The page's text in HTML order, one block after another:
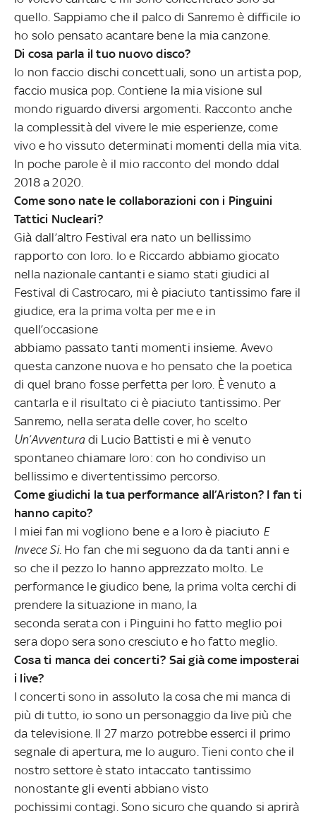
quello. Sappiamo che il palco di Sanremo è difficile io
ho solo pensato acantare bene la mia canzone.
Di cosa parla il tuo nuovo disco?
Io non faccio dischi concettuali, sono un artista pop,
faccio musica pop. Contiene la mia visione sul
mondo riguardo diversi argomenti. Racconto anche
la complessità del vivere le mie esperienze, come
vivo e ho vissuto determinati momenti della mia vita.
In poche parole è il mio racconto del mondo ddal
2018 a 2020.
Come sono nate le collaborazioni con i Pinguini
Tattici Nucleari?
Già dall’altro Festival era nato un bellissimo
rapporto con loro. Io e Riccardo abbiamo giocato
nella nazionale cantanti e siamo stati giudici al
Festival diCastrocaro, mi è piaciuto tantissimo fare il
giudice, era la prima volta per me e in
quell’occasione
abbiamo passato tanti momenti insieme. Avevo
questa canzone nuova e ho pensato che la poetica
di quel brano fosse perfetta per loro. È venuto a
cantarla e il risultato ci è piaciuto tantissimo. Per
Sanremo, nella serata delle cover, ho scelto
Un’Avventuradi Lucio Battisti e mi è venuto
spontaneo chiamare loro: con ho condiviso un
bellissimo e divertentissimo percorso.
Come giudichi la tua performance all’Ariston? I fan ti
hanno capito?
I miei fan mi vogliono bene e a loro è piaciuto E
Invece Si. Ho fan che mi seguono da da tanti anni e
so che il pezzo lo hanno apprezzato molto. Le
performance le giudico bene, la prima volta cerchi di
prendere la situazione in mano, la
seconda serata con i Pinguini ho fatto meglio poi
sera dopo sera sono cresciuto e ho fatto meglio.
Cosa ti manca dei concerti? Sai già come imposterai
i live?
I concerti sono in assoluto la cosa che mi manca di
più di tutto, io sono un personaggio da live più che
da televisione. Il 27 marzo potrebbe esserci il primo
segnale di apertura, me lo auguro. Tieni conto che il
nostro settore è stato intaccato tantissimo
nonostante gli eventi abbiano visto
pochissimi contagi. Sono sicuro che quando si aprirà